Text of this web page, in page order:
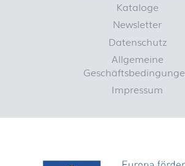
Kataloge
Newsletter
Datenschutz
Allgemeine
Impressum